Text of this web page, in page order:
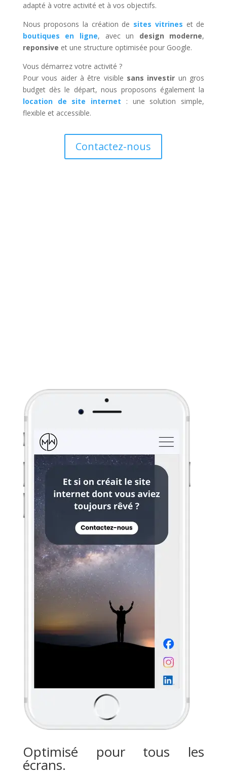
adapté à votre activité et à vos objectifs.
Nous proposons la création de sites vitrines et de
boutiques en ligne, avec un design moderne,
reponsive et une structure optimisée pour Google.
Vous démarrez votre activité ?
Pour vous aider à être visible sans investir un gros
budget dès le départ, nous proposons également la
location de site internet : une solution simple,
flexible et accessible.
Contactez-nous
Optimisé pour tous les
écrans.